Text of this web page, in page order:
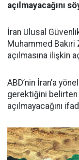
açılmayacağını
İran Ulusal
Muhammed Bakıri
açılmasına ilişkin
ABD’nin İran’a
gerektiğini belirten
açılmayacağını